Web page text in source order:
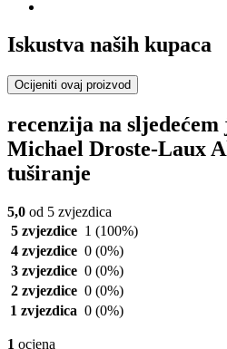
Iskustva naših kupaca
Ocijeniti ovaj proizvod
recenzija na
Michael Droste-Laux
tuširanje
5,0 od 5 zvjezdica
5 zvjezdice 1 (100%)
4 zvjezdice 0 (0%)
3 zvjezdice 0 (0%)
2 zvjezdice 0 (0%)
1 zvjezdica 0 (0%)
1 ocjena